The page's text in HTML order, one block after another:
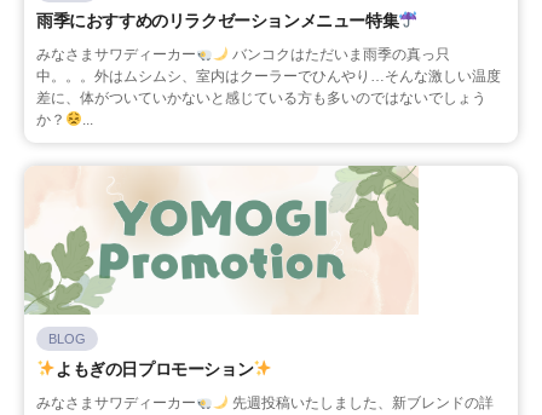
雨季におすすめのリラクゼーションメニュー特集
みなさまサワディーカー
バンコクはただいま雨季の真っ只
中。。。外はムシムシ、室内はクーラーでひんやり…そんな激しい温度
差に、体がついていかないと感じている方も多いのではないでしょう
か？
BLOG
よもぎの日プロモーション
みなさまサワディーカー
先週投稿いたしました、新ブレンドの詳